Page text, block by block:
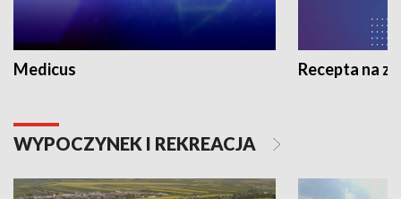
Medicus Recepta na
WYPOCZYNEK I REKREACJA